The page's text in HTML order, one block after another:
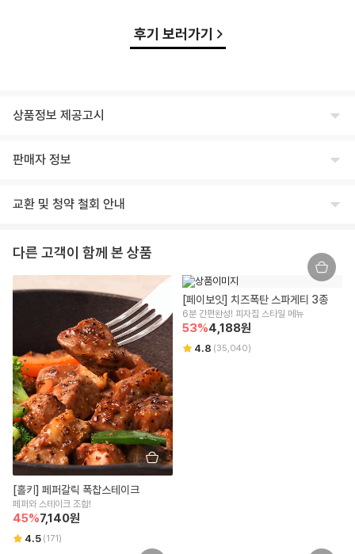
후기 보러가기
상품정보 제공고시
상세페이지 하단 상품고시 내 별도 표기
생산자 및 소재지(수입품의 경우 생산자, 수입자 및 제조국)
제조연월일, 유통기한 또는 소비기한
포장단위별 용량(중량), 수량
원재료명 및 함량(농수산물의 원산지 표시에 관한 법률에 따른 원산지 표시 포
함)
상세페이지 하단 상품고시 내 별도 표기
영양성분(식품위생법에 따른 영양성분 표시대상 식품에 한함)
해당사항 없음
유전자변형식품에 해당하는 경우의 표시
해당사항 없음
영유아식 또는 체중조절식품 등에 해당하는 경우 표시광고사전심의필 유무 및
부작용 발생 가능성
해당사항 없음
판매자 정보
주식회사 윙잇
임승진
사업자등록번호
(08378) 서울 구로구 디지털로 306 대륭포스트타워2차, 712호
통신판매업신고
2018-서울강남-03300
유통전문판매업 주소
서울특별시 강남구 테헤란로 423, 9층 9493호
전화번호
1599-3108
택배사
교환 및 청약 철회 안내
상품이 표시 광고 내용과 다를 경우, 받으신 날부터 3개월 이내 교환/환불
을 요청하실 수 있습니다.
상품 불량/하자 등이 있을 경우, 문제를 확인할 수 있는 사진 촬영 후 고객
센터로 문의 부탁드립니다.
수령 즉시 확인할 수 있는 문제(누락/파손/냉해 등)은 상품 수령일로부터 7
일 이내 문의 시 도움을 드릴 수 있습니다.
교환/반품 불가 안내
신선/냉장/냉동식품은 단순 변심/주문 착오로 인한 교환/반품 신청이 어렵
습니다.
상품 수령한 날로부터 7일 경과할 경우 단순 변심으로 인한 교환/반품 신
청이 어렵습니다.
잘못된 보관 방법이나 고객님의 부주의 등으로 인한 오염, 파손, 변질된 경
우 교환/반품 신청이 어렵습니다.
고객님의 사용 또는 일부 소비에 의해 상품의 가치가 훼손된 경우 교환/반
품 신청이 어렵습니다.
고객님이 상품 포장을 개봉하여 사용 또는 설치 완료되어 상품의 가치가
훼손된 경우 (단, 내용 확인을 위한 포장 개봉은 예외) 교환/반품 신청이 어
렵습니다.
다른 고객이 함께 본 상품
[홀키] 페퍼갈릭 폭찹스테이크
페퍼와 스테이크 조합!
45%7,140원
4.5 (171 )
[페이보잇] 치즈폭탄 스파게티 3종
6분 간편완성! 피자집 스타일 메뉴
53%4,188원
4.8 (35,040)